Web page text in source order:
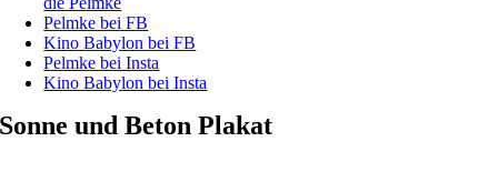
Pelmke bei FB
Kino Babylon bei FB
Pelmke bei Insta
Kino Babylon bei Insta
Sonne und Beton Plakat